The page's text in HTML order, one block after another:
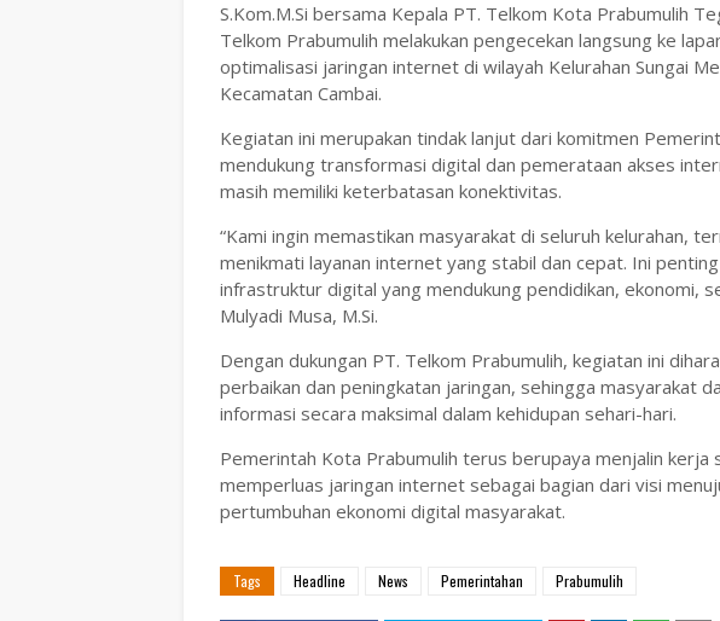
S.Kom.M.Si bersama Kepala PT. Telkom Kota Prabumulih
Telkom Prabumulih melakukan pengecekan langsung ke
optimalisasi jaringan internet di wilayah Kelurahan Sungai
Kecamatan Cambai.
Kegiatan ini merupakan tindak lanjut dari komitmen
mendukung transformasi digital dan pemerataan akses
masih memiliki keterbatasan konektivitas.
“Kami ingin memastikan masyarakat di seluruh kelurahan,
menikmati layanan internet yang stabil dan cepat. Ini
infrastruktur digital yang mendukung pendidikan, ekonomi,
Mulyadi Musa, M.Si.
Dengan dukungan PT. Telkom Prabumulih, kegiatan ini
perbaikan dan peningkatan jaringan, sehingga masyarakat
informasi secara maksimal dalam kehidupan sehari-hari.
Pemerintah Kota Prabumulih terus berupaya menjalin kerja
memperluas jaringan internet sebagai bagian dari visi
pertumbuhan ekonomi digital masyarakat.
Tags Headline News Pemerintahan Prabumulih